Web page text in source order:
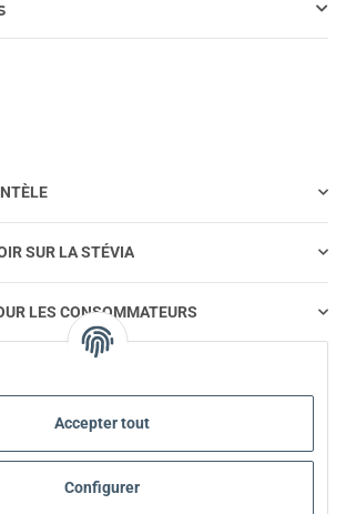
Accepter tout
Configurer
SUR LA STÉVIA
LES CONSOMMATEURS
ET RÉPONSES
LES PRODUITS STEVIA